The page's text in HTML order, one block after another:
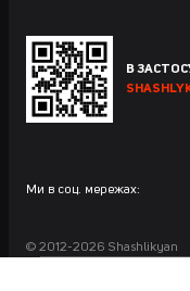
В
© 2012-2026 Shashlikyan
Ми в соц. мережах: